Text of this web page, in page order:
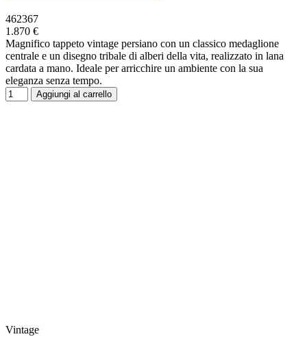
462367
1.870 €
Magnifico tappeto vintage persiano con un classico medaglione
centrale e un disegno tribale di alberi della vita, realizzato in lana
cardata a mano. Ideale per arricchire un ambiente con la sua
eleganza senza tempo.
Aggiungi al carrello
Vintage